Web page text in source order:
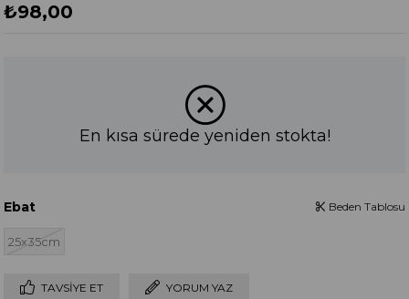
₺98,00
En kısa sürede yeniden stokta!
Ebat
25x35cm
Beden Tablosu
TAVSIYE ET YORUM YAZ